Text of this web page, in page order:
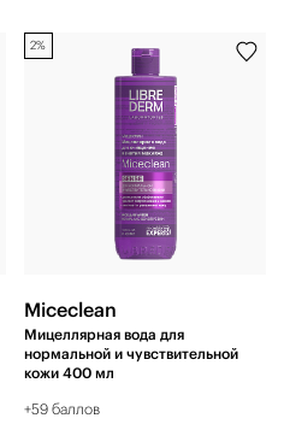
Miceclean
Мицеллярная вода для
нормальной и чувствительной
кожи 400 мл
+59 баллов
2%